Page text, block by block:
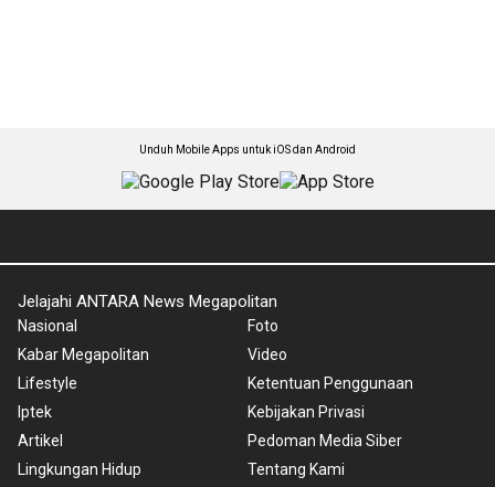
Unduh Mobile Apps untuk iOS dan Android
Jelajahi ANTARA News Megapolitan
Nasional
Kabar Megapolitan
Lifestyle
Iptek
Artikel
Lingkungan Hidup
Foto
Video
Ketentuan Penggunaan
Kebijakan Privasi
Pedoman Media Siber
Tentang Kami